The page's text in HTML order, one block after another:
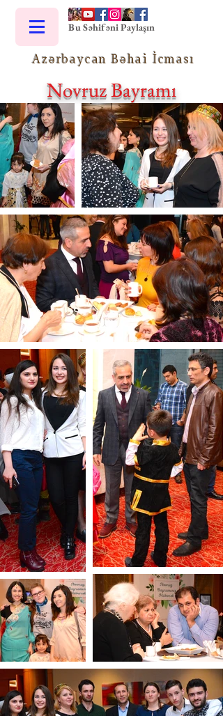
Bu Səhifəni Paylaşın
Azərbaycan Bəhai İcması
Novruz Bayramı